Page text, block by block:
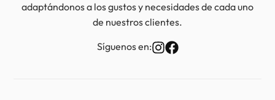
adaptándonos a los gustos y necesidades de cada uno
de nuestros clientes.
Síguenos en: